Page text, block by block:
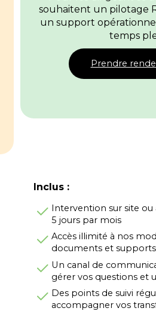
souhaitent un pilotage
un support
temps
Prendre
Inclus :
Intervention sur site ou
5 jours par mois
Accès illimité à nos
documents et supports
Un canal de
gérer vos questions et
Des points de suivi
accompagner vos